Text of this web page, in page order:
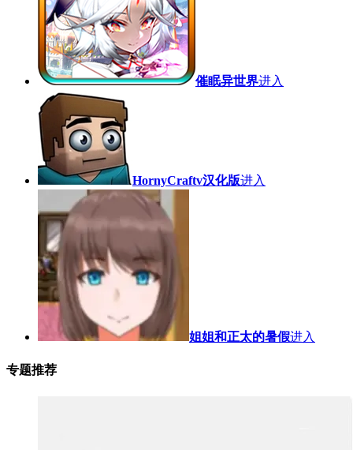
催眠异世界进入
HornyCraftv汉化版进入
姐姐和正太的暑假进入
专题推荐